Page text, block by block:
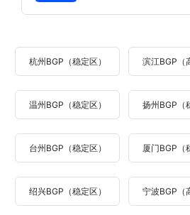
杭州BGP（稳定区） 滨江BGP（
温州BGP（稳定区） 扬州BGP（
台州BGP（稳定区） 厦门BGP（
绍兴BGP（稳定区） 宁波BGP（